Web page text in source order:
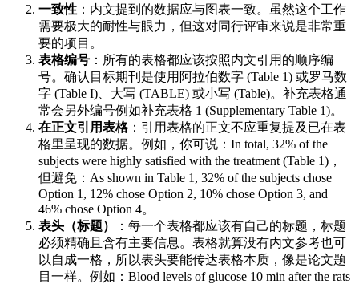
一致性 ：内文提到的数据应与图表一致。虽然这个工作
需要极大的耐性与眼力，但这对同行评审来说是非常重
要的项目。
表格编号 ：所有的表格都应该按照内文引用的顺序编
号。确认目标期刊是使用阿拉伯数字 (Table 1) 或罗马数
字 (Table I)、大写 (TABLE) 或小写 (Table)。补充表格通
常会另外编号例如补充表格 1 (Supplementary Table 1)。
在正文引用表格：引用表格的正文不应重复提及已在表
格里呈现的数据。例如，你可说：In total, 32% of the
subjects were highly satisfied with the treatment (Table 1)，
但避免：As shown in Table 1, 32% of the subjects chose
Option 1, 12% chose Option 2, 10% chose Option 3, and
46% chose Option 4。
表头（标题）
：每一个表格都应该有自己的标题，标题
必须精确且含有主要信息。表格就算没有内文参考也可
以自成一格，所以表头要能传达表格本质，像是论文题
目一样。例如：Blood levels of glucose 10 min after the rats